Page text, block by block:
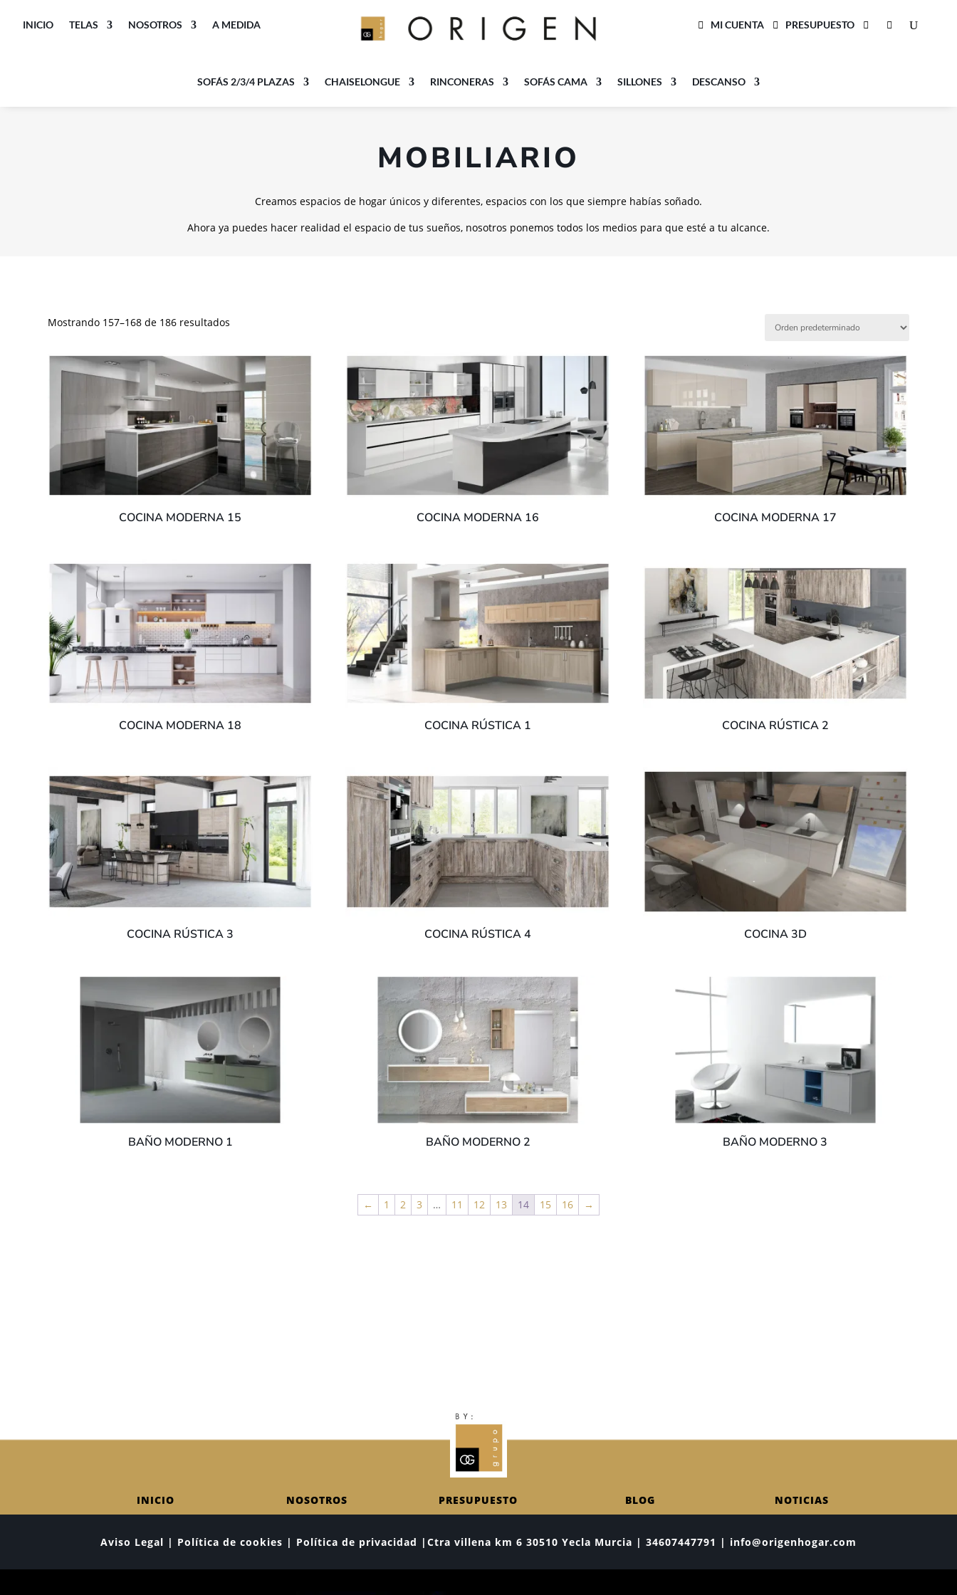
INICIO TELAS NOSOTROS A MEDIDA MI CUENTA PRESUPUESTO
SOFÁS 2/3/4 PLAZAS CHAISELONGUE RINCONERAS SOFÁS CAMA SILLONES DESCANSO
MOBILIARIO
Creamos espacios de hogar únicos y diferentes, espacios con los que siempre habías soñado.
Ahora ya puedes hacer realidad el espacio de tus sueños, nosotros ponemos todos los medios para que esté a tu alcance.
Mostrando 157–168 de 186 resultados
COCINA MODERNA 15 COCINA MODERNA 16 COCINA MODERNA 17
COCINA MODERNA 18 COCINA RÚSTICA 1 COCINA RÚSTICA 2
COCINA RÚSTICA 3 COCINA RÚSTICA 4 COCINA 3D
BAÑO MODERNO 1 BAÑO MODERNO 2 BAÑO MODERNO 3
← 1 2 3 … 11 12 13 14 15 16 →
INICIO NOSOTROS PRESUPUESTO BLOG NOTICIAS
Aviso Legal | Política de cookies | Política de privacidad |Ctra villena km 6 30510 Yecla Murcia | 34607447791 | info@origenhogar.com